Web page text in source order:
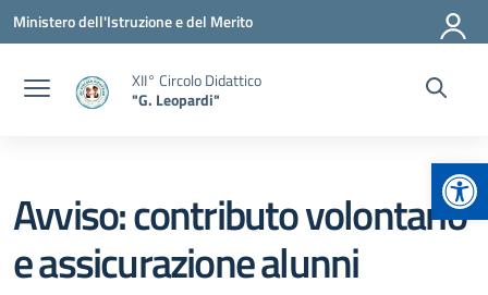
Vai ai contenuti
Vai al menu di navigazione
Vai al footer
Ministero dell'Istruzione e del Merito
XII° Circolo Didattico
"G. Leopardi"
Avviso: contributo volontario
e assicurazione alunni